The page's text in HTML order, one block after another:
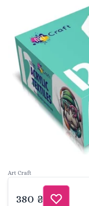
Art Craft
380 ₴